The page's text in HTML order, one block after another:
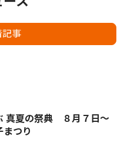
記事
真夏の祭典 ８月７日〜
つり